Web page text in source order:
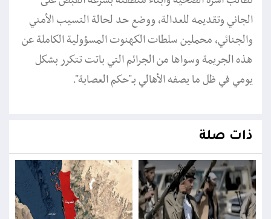
الجاني وتقديمه للعدالة، ووضع حد لحالة التسيب الأمني
والجنائي، محملين سلطات الكهنوت المسؤولية الكاملة عن
هذه الجريمة وسواها من الجرائم التي باتت تتكرر بشكل
يومي في ظل ما يصفه الأهالي بـ"حكم العصابة".
ذات صلة